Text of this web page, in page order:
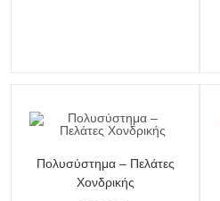
Πολυσύστημα – Πελάτες
Χονδρικής